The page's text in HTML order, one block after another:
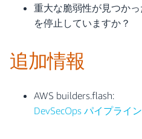
重大な脆弱性が見つか
を停止していますか？
追加情報
AWS builders.flash:
DevSecOps パイプライ